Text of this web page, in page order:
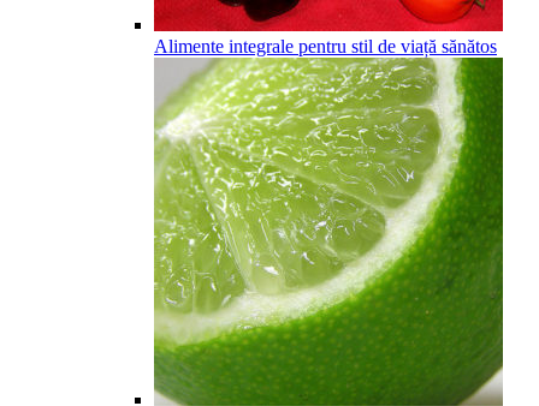
Alimente integrale pentru stil de viață sănătos